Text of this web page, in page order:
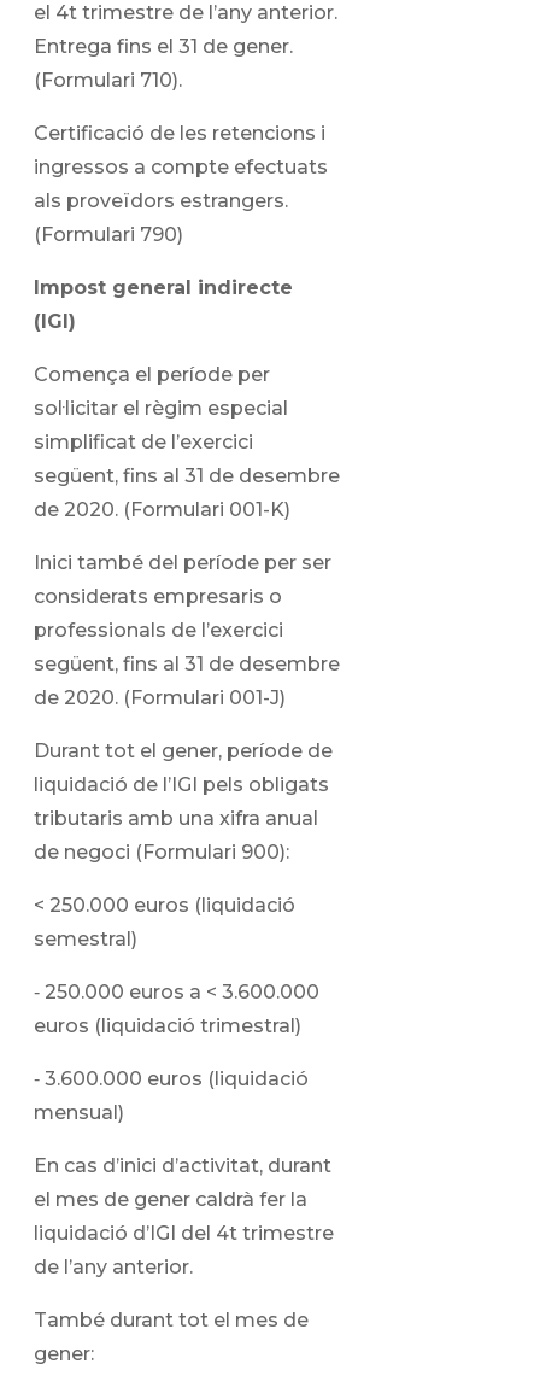
el 4t trimestre de l’any anterior.
Entrega fins el 31 de gener.
(Formulari 710).
Certificació de les retencions i
ingressos a compte efectuats
als proveïdors estrangers.
(Formulari 790)
Impost general indirecte
(IGI)
Comença el període per
sol·licitar el règim especial
simplificat de l’exercici
següent, fins al 31 de desembre
de 2020. (Formulari 001-K)
Inici també del període per ser
considerats empresaris o
professionals de l’exercici
següent, fins al 31 de desembre
de 2020. (Formulari 001-J)
Durant tot el gener, període de
liquidació de l’IGI pels obligats
tributaris amb una xifra anual
de negoci (Formulari 900):
< 250.000 euros (liquidació
semestral)
‑ 250.000 euros a < 3.600.000
euros (liquidació trimestral)
‑ 3.600.000 euros (liquidació
mensual)
En cas d’inici d’activitat, durant
el mes de gener caldrà fer la
liquidació d’IGI del 4t trimestre
de l’any anterior.
També durant tot el mes de
gener: